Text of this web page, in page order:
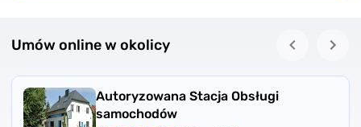
Umów online w okolicy
Autoryzowana Stacja Obsługi
samochodów